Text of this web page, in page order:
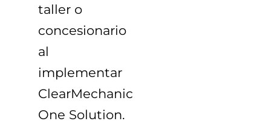
taller o
concesionario
al
implementar
ClearMechanic
One Solution.